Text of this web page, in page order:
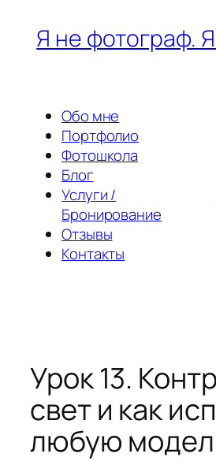
ПерейтиЯ не фотограф.
Обо мне
Портфолио
Фотошкола
Блог
Услуги /
Бронирование
Отзывы
Контакты
Урок 13.
свет и как
любую